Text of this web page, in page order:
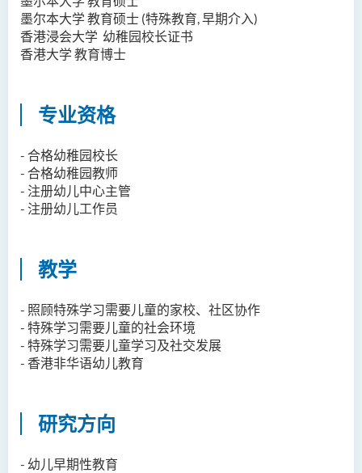
墨尔本大学 教育硕士 (特殊教育, 早期介入)
香港浸会大学 幼稚园校长证书
香港大学教育博士
专业资格
- 合格幼稚园校长
- 合格幼稚园教师
- 注册幼儿中心主管
- 注册幼儿工作员
教学
- 照顾特殊学习需要儿童的家校、社区协作
- 特殊学习需要儿童的社会环境
- 特殊学习需要儿童学习及社交发展
- 香港非华语幼儿教育
研究方向
- 幼儿早期性教育
何启龙博士
廖颖贤博士
Mr James Speirs